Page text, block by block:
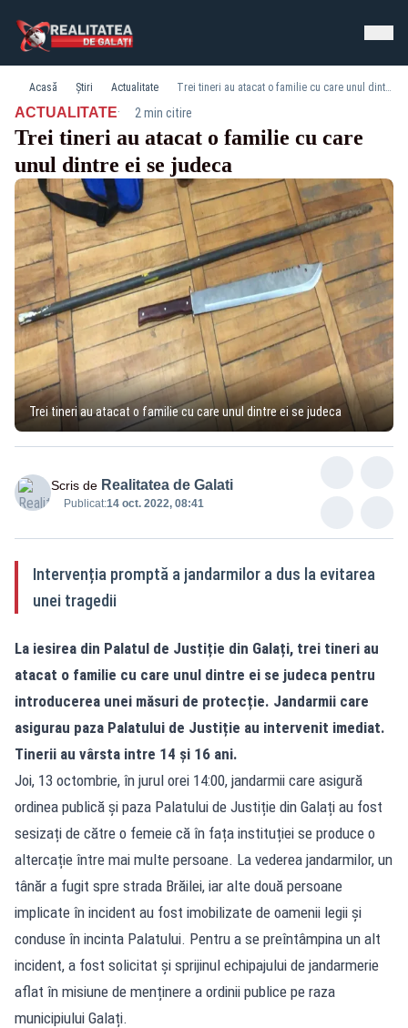
Acasă Știri Actualitate Trei tineri au atacat o familie cu care unul dintre ei se judeca
ACTUALITATE· 2 min citire
Trei tineri au atacat o familie cu care
unul dintre ei se judeca
Trei tineri au atacat o familie cu care unul dintre ei se judeca
Scris de Realitatea de Galati
Publicat:14 oct. 2022, 08:41
Intervenția promptă a jandarmilor a dus la evitarea
unei tragedii
La iesirea din Palatul de Justiție din Galați, trei tineri au
atacat o familie cu care unul dintre ei se judeca pentru
introducerea unei măsuri de protecție. Jandarmii care
asigurau paza Palatului de Justiție au intervenit imediat.
Tinerii au vârsta intre 14 și 16 ani.
Joi, 13 octombrie, în jurul orei 14:00, jandarmii care asigură
ordinea publică și paza Palatului de Justiție din Galați au fost
sesizați de către o femeie că în fața instituției se produce o
altercație între mai multe persoane. La vederea jandarmilor, un
tânăr a fugit spre strada Brăilei, iar alte două persoane
implicate în incident au fost imobilizate de oamenii legii și
conduse în incinta Palatului. Pentru a se preîntâmpina un alt
incident, a fost solicitat și sprijinul echipajului de jandarmerie
aflat în misiune de menținere a ordinii publice pe raza
municipiului Galați.